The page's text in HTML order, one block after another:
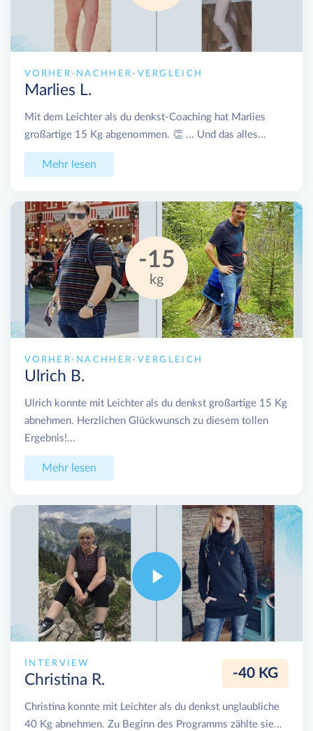
VORHER-NACHHER-VERGLEICH
Marlies L.
Mit dem Leichter als du denkst-Coaching hat Marlies
großartige 15 Kg abgenommen. 👏 ... Und das alles...
Mehr lesen
-15
kg
VORHER-NACHHER-VERGLEICH
Ulrich B.
Ulrich konnte mit Leichter als du denkst großartige 15 Kg
abnehmen. Herzlichen Glückwunsch zu diesem tollen
Ergebnis!...
Mehr lesen
INTERVIEW
Christina R. -40 KG
Christina konnte mit Leichter als du denkst unglaubliche
40 Kg abnehmen. Zu Beginn des Programms zählte sie...